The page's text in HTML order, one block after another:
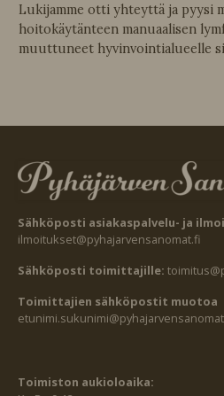
Lukijamme otti yhteyttä ja pyysi
hoitokäytänteen manuaalisen
muuttuneet hyvinvointialueelle
Sähköposti asiakaspalvelu- ja
ilmoitukset@pyhajarvensanomat.fi
Sähköposti toimittajille:
Toimittajien sähköpostit muotoa
Toimiston aukioloaika: